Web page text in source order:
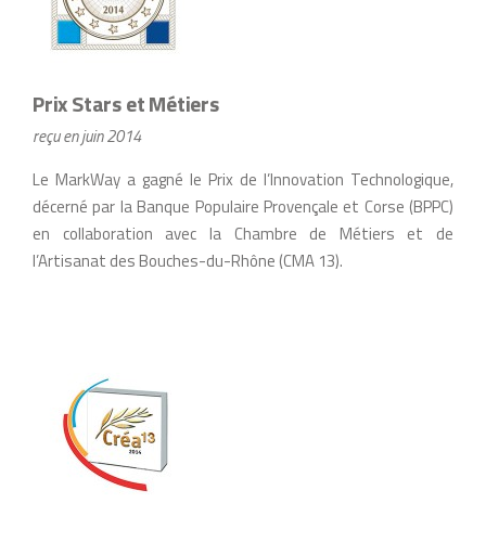
Prix Stars et Métiers
reçu en juin 2014
Le MarkWay a gagné le Prix de l’Innovation Technologique,
décerné par la Banque Populaire Provençale et Corse (BPPC)
en collaboration avec la Chambre de Métiers et de
l’Artisanat des Bouches-du-Rhône (CMA 13).